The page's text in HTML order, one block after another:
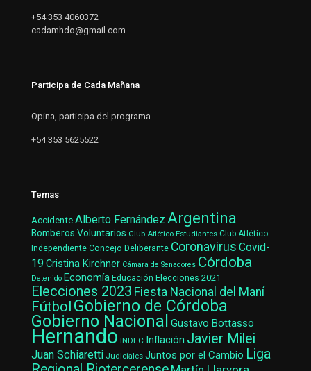
+54 353 4060372
cadamhdo@gmail.com
Participa de Cada Mañana
Opina, participa del programa.
+54 353 5625522
Temas
AccidenteAlberto Fernández Argentina
Bomberos Voluntarios Club Atlético Estudiantes Club Atlético
Independiente Concejo Deliberante Coronavirus Covid-
19 Cristina Kirchner Cámara de Senadores Córdoba
Detenido Economía Educación Elecciones 2021
Elecciones 2023 Fiesta Nacional del Maní
Fútbol Gobierno de Córdoba
Gobierno Nacional Gustavo Bottasso
Hernando INDEC Inflación Javier Milei
Juan Schiaretti Judiciales Juntos por el Cambio Liga